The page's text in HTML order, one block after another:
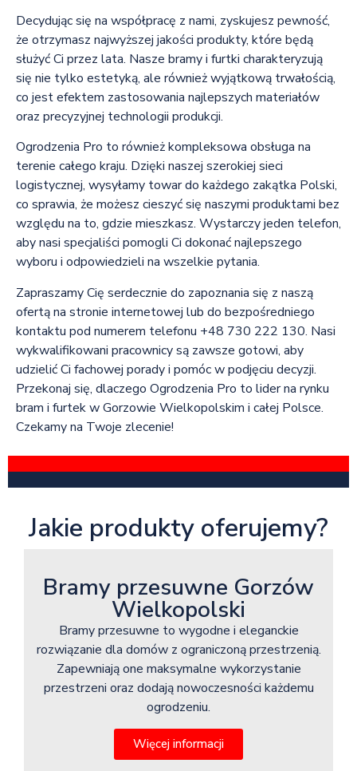
Decydując się na współpracę z nami, zyskujesz pewność,
że otrzymasz najwyższej jakości produkty, które będą
służyć Ci przez lata. Nasze bramy i furtki charakteryzują
się nie tylko estetyką, ale również wyjątkową trwałością,
co jest efektem zastosowania najlepszych materiałów
oraz precyzyjnej technologii produkcji.
Ogrodzenia Pro to również kompleksowa obsługa na
terenie całego kraju. Dzięki naszej szerokiej sieci
logistycznej, wysyłamy towar do każdego zakątka Polski,
co sprawia, że możesz cieszyć się naszymi produktami bez
względu na to, gdzie mieszkasz. Wystarczy jeden telefon,
aby nasi specjaliści pomogli Ci dokonać najlepszego
wyboru i odpowiedzieli na wszelkie pytania.
Zapraszamy Cię serdecznie do zapoznania się z naszą
ofertą na stronie internetowej lub do bezpośredniego
kontaktu pod numerem telefonu +48 730 222 130. Nasi
wykwalifikowani pracownicy są zawsze gotowi, aby
udzielić Ci fachowej porady i pomóc w podjęciu decyzji.
Przekonaj się, dlaczego Ogrodzenia Pro to lider na rynku
bram i furtek w Gorzowie Wielkopolskim i całej Polsce.
Czekamy na Twoje zlecenie!
Jakie produkty oferujemy?
Bramy przesuwne Gorzów
Wielkopolski
Bramy przesuwne to wygodne i eleganckie
rozwiązanie dla domów z ograniczoną przestrzenią.
Zapewniają one maksymalne wykorzystanie
przestrzeni oraz dodają nowoczesności każdemu
ogrodzeniu.
Więcej informacji